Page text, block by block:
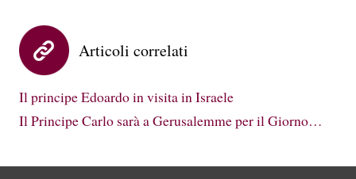
Articoli correlati
Il principe Edoardo in visita in Israele
Il Principe Carlo sarà a Gerusalemme per il Giorno…